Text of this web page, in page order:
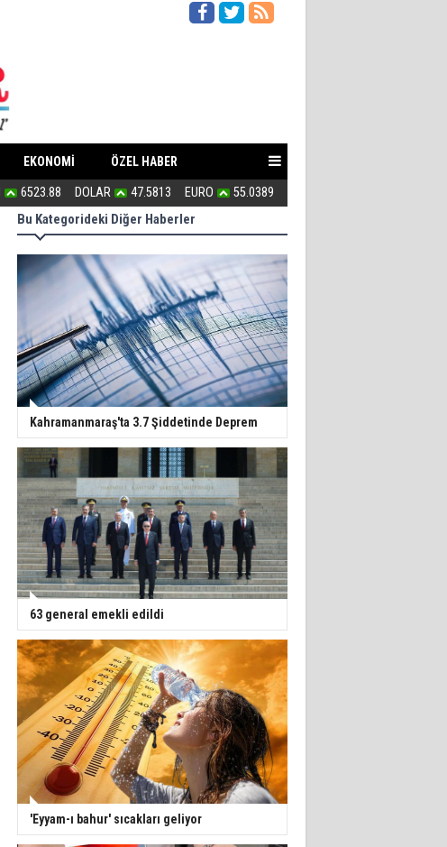
EKONOMİ ÖZEL HABER
6523.88 DOLAR 47.5813 EURO 55.0389
Bu Kategorideki Diğer Haberler
Kahramanmaraş'ta 3.7 Şiddetinde Deprem
63 general emekli edildi
'Eyyam-ı bahur' sıcakları geliyor